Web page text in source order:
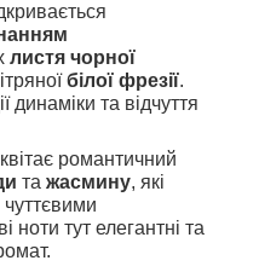
листя чорної
білої фрезії.
динаміки та відчуття
романтичний
та жасмину, які
ноти тут елегантні та